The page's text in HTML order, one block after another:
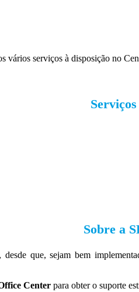
vários serviços à disposição no
Sobre a
que, sejam bem
Center para obter o suporte